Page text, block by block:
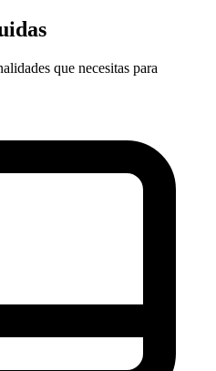
que necesitas para